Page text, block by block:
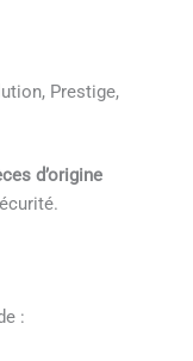
Prestige,
d’origine
: